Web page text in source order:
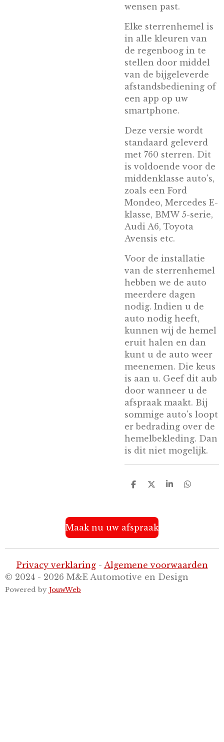
wensen past.
Elke sterrenhemel is
in alle kleuren van
de regenboog in te
stellen door middel
van de bijgeleverde
afstandsbediening of
een app op uw
smartphone.
Deze versie wordt
standaard geleverd
met 760 sterren. Dit
is voldoende voor de
middenklasse auto's,
zoals een Ford
Mondeo, Mercedes E-
klasse, BMW 5-serie,
Audi A6, Toyota
Avensis etc.
Voor de installatie
van de sterrenhemel
hebben we de auto
meerdere dagen
nodig. Indien u de
auto nodig heeft,
kunnen wij de hemel
eruit halen en dan
kunt u de auto weer
meenemen. Die keus
is aan u. Geef dit aub
door wanneer u de
afspraak maakt. Bij
sommige auto's loopt
er bedrading over de
hemelbekleding. Dan
is dit niet mogelijk.
D
n
D
S
D
Maak nu uw afspraak
Privacy verklaring- Algemene voorwaarden
© 2024 - 2026 M&E Automotive en Design
Powered by JouwWeb